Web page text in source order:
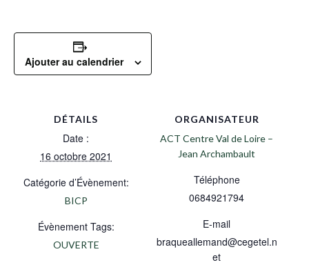
Ajouter au calendrier
DÉTAILS
Date :
16 octobre 2021
Catégorie d’Évènement:
BICP
Évènement Tags:
OUVERTE
ORGANISATEUR
ACT Centre Val de Loire –
Jean Archambault
Téléphone
0684921794
E-mail
braqueallemand@cegetel.n
et